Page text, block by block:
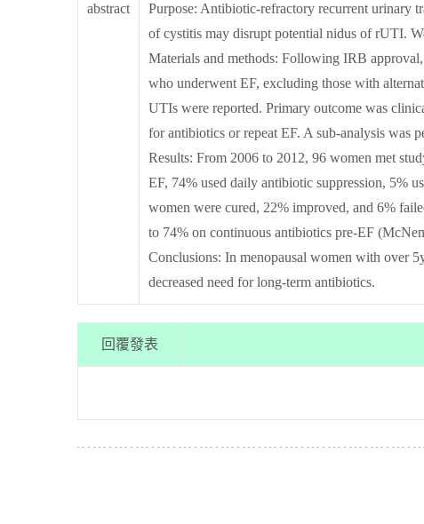
abstract Purpose: Antibiotic-refractory recurrent urinary
of cystitis may disrupt potential nidus of rUTI.
Materials and methods: Following IRB
who underwent EF, excluding those with
UTIs were reported. Primary outcome was
for antibiotics or repeat EF. A sub-analysis
Results: From 2006 to 2012, 96 women met
EF, 74% used daily antibiotic suppression, 5%
women were cured, 22% improved, and 6%
to 74% on continuous antibiotics pre-EF
Conclusions: In menopausal women with over
decreased need for long-term antibiotics.
回覆發表